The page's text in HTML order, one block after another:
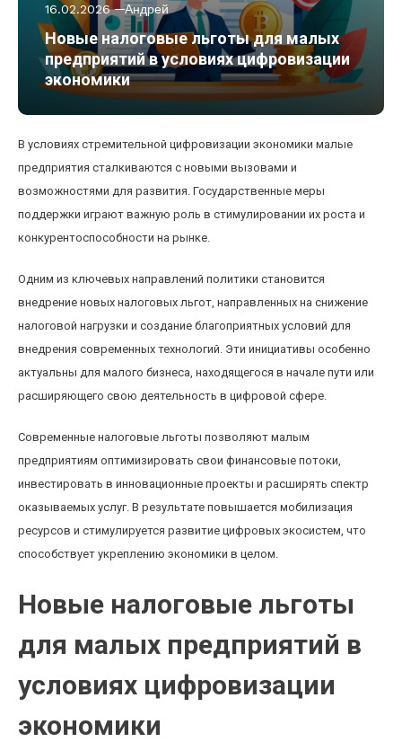
16.02.2026 Андрей
Новые налоговые льготы для малых
предприятий в условиях цифровизации
экономики
В условиях стремительной цифровизации экономики малые
предприятия сталкиваются с новыми вызовами и
возможностями для развития. Государственные меры
поддержки играют важную роль в стимулировании их роста и
конкурентоспособности на рынке.
Одним из ключевых направлений политики становится
внедрение новых налоговых льгот, направленных на снижение
налоговой нагрузки и создание благоприятных условий для
внедрения современных технологий. Эти инициативы особенно
актуальны для малого бизнеса, находящегося в начале пути или
расширяющего свою деятельность в цифровой сфере.
Современные налоговые льготы позволяют малым
предприятиям оптимизировать свои финансовые потоки,
инвестировать в инновационные проекты и расширять спектр
оказываемых услуг. В результате повышается мобилизация
ресурсов и стимулируется развитие цифровых экосистем, что
способствует укреплению экономики в целом.
Новые налоговые льготы
для малых предприятий в
условиях цифровизации
экономики